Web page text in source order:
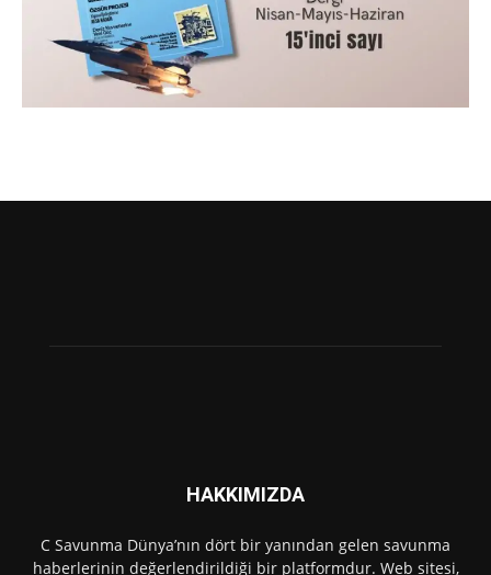
HAKKIMIZDA
C Savunma Dünya’nın dört bir yanından gelen savunma
haberlerinin değerlendirildiği bir platformdur. Web sitesi,